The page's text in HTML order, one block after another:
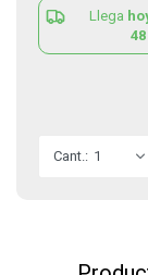
Llega
48
1